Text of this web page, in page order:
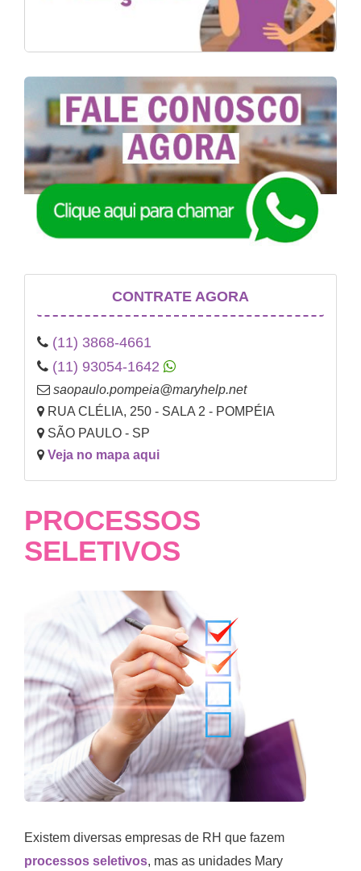
CONTRATE AGORA
(11) 3868-4661
(11) 93054-1642
saopaulo.pompeia@maryhelp.net
RUA CLÉLIA, 250 - SALA 2 - POMPÉIA
SÃO PAULO - SP
Veja no mapa aqui
PROCESSOS
SELETIVOS
Existem diversas empresas de RH que fazem
processos seletivos, mas as unidades Mary